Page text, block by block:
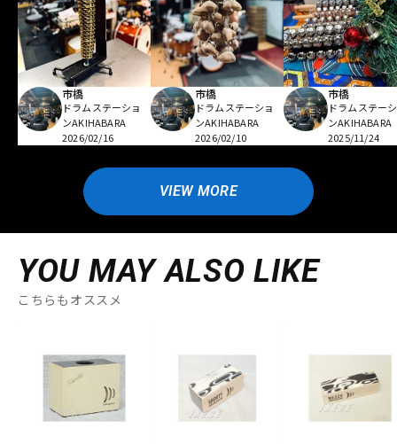
市橋
ドラムステーショ
ンAKIHABARA
2026/02/16
市橋
ドラムステーショ
ンAKIHABARA
2026/02/10
市橋
ドラムステー
ンAKIHABARA
2025/11/24
VIEW MORE
YOU MAY ALSO LIKE
こちらもオススメ